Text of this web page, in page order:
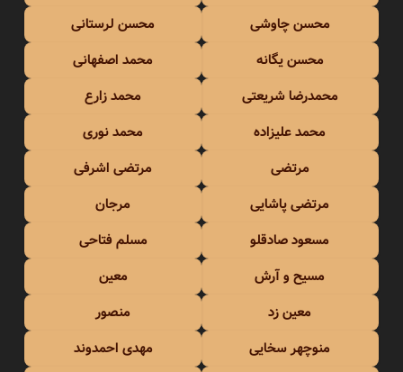
محسن چاوشی
محسن لرستانی
محسن یگانه
محمد اصفهانی
محمدرضا شریعتی
محمد زارع
محمد علیزاده
محمد نوری
مرتضی
مرتضی اشرفی
مرتضی پاشایی
مرجان
مسعود صادقلو
مسلم فتاحی
مسیح و آرش
معین
معین زد
منصور
منوچهر سخایی
مهدی احمدوند